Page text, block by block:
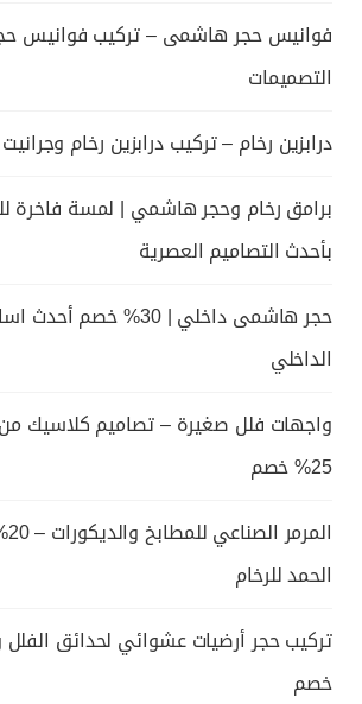
فوانيس حجر هاشمى – تركيب فوانيس
التصميمات
درابزين رخام – تركيب درابزين رخام
برامق رخام وحجر هاشمي | لمسة فاخرة
بأحدث التصاميم العصرية
حجر هاشمى داخلي | 30%
الداخلي
واجهات فلل صغيرة – تصاميم كلاسيك
25% خصم
الحمد للرخام
خصم